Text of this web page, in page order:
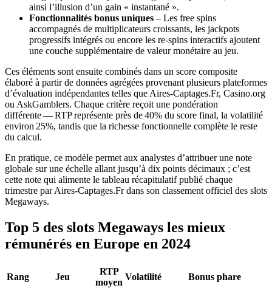
ainsi l’illusion d’un gain « instantané ».
Fonctionnalités bonus uniques – Les free spins
accompagnés de multiplicateurs croissants, les jackpots
progressifs intégrés ou encore les re‑spins interactifs ajoutent
une couche supplémentaire de valeur monétaire au jeu.
Ces éléments sont ensuite combinés dans un score composite
élaboré à partir de données agrégées provenant plusieurs plateformes
d’évaluation indépendantes telles que Aires‑Captages.Fr, Casino.org
ou AskGamblers. Chaque critère reçoit une pondération
différente — RTP représente près de 40% du score final, la volatilité
environ 25%, tandis que la richesse fonctionnelle complète le reste
du calcul.
En pratique, ce modèle permet aux analystes d’attribuer une note
globale sur une échelle allant jusqu’à dix points décimaux ; c’est
cette note qui alimente le tableau récapitulatif publié chaque
trimestre par Aires‑Captages.Fr dans son classement officiel des slots
Megaways.
Top 5 des slots Megaways les mieux
rémunérés en Europe en 2024
Rang Jeu
RTP
moyen
Volatilité Bonus phare